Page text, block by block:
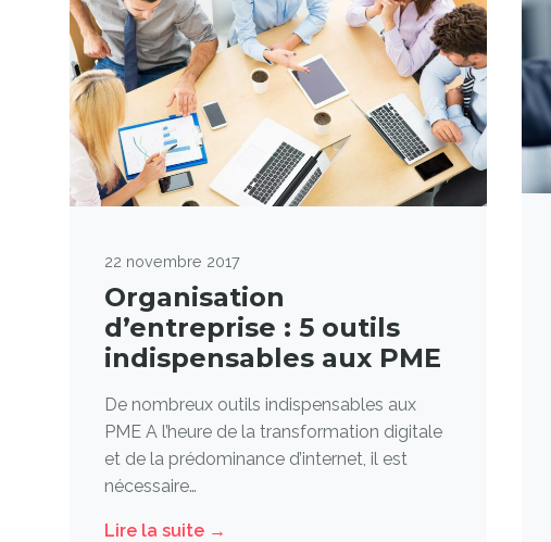
22 novembre 2017
Organisation
d’entreprise : 5 outils
indispensables aux PME
De nombreux outils indispensables aux
PME A l’heure de la transformation digitale
et de la prédominance d’internet, il est
nécessaire…
Lire la suite →